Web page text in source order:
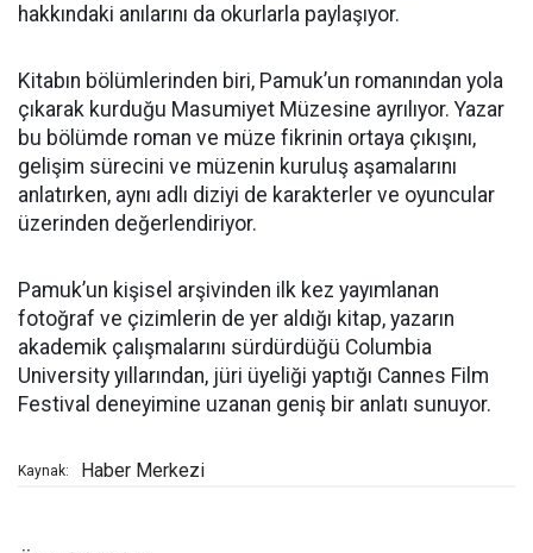
hakkındaki anılarını da okurlarla paylaşıyor.
Kitabın bölümlerinden biri, Pamuk’un romanından yola
çıkarak kurduğu Masumiyet Müzesine ayrılıyor. Yazar
bu bölümde roman ve müze fikrinin ortaya çıkışını,
gelişim sürecini ve müzenin kuruluş aşamalarını
anlatırken, aynı adlı diziyi de karakterler ve oyuncular
üzerinden değerlendiriyor.
Pamuk’un kişisel arşivinden ilk kez yayımlanan
fotoğraf ve çizimlerin de yer aldığı kitap, yazarın
akademik çalışmalarını sürdürdüğü Columbia
University yıllarından, jüri üyeliği yaptığı Cannes Film
Festival deneyimine uzanan geniş bir anlatı sunuyor.
Kaynak: Haber Merkezi